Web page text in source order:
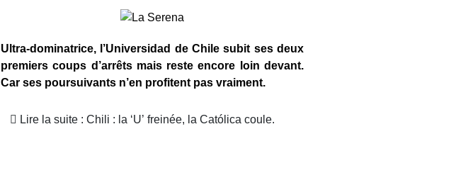
Ultra-dominatrice, l’Universidad de Chile subit ses deux
premiers coups d’arrêts mais reste encore loin devant.
Car ses poursuivants n’en profitent pas vraiment.
Lire la suite : Chili : la ‘U’ freinée, la Católica coule.